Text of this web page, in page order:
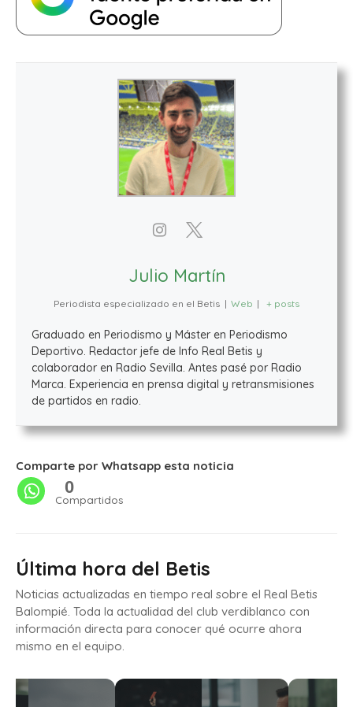
Julio Martín
Periodista especializado en el Betis | Web | + posts
Graduado en Periodismo y Máster en Periodismo
Deportivo. Redactor jefe de Info Real Betis y
colaborador en Radio Sevilla. Antes pasé por Radio
Marca. Experiencia en prensa digital y retransmisiones
de partidos en radio.
Comparte por Whatsapp esta noticia
0
Compartidos
Última hora del Betis
Noticias actualizadas en tiempo real sobre el Real Betis
Balompié. Toda la actualidad del club verdiblanco con
información directa para conocer qué ocurre ahora
mismo en el equipo.